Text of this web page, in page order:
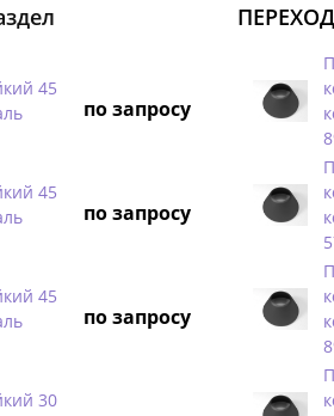
45
по запросу
45
по запросу
45
по запросу
30